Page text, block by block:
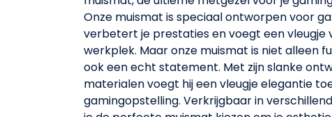
Onze muismat is speciaal ontworpen voor
verbetert je prestaties en voegt een vleugje
werkplek. Maar onze muismat is niet alleen
ook een echt statement. Met zijn slanke
materialen voegt hij een vleugje elegantie
gamingopstelling. Verkrijgbaar in